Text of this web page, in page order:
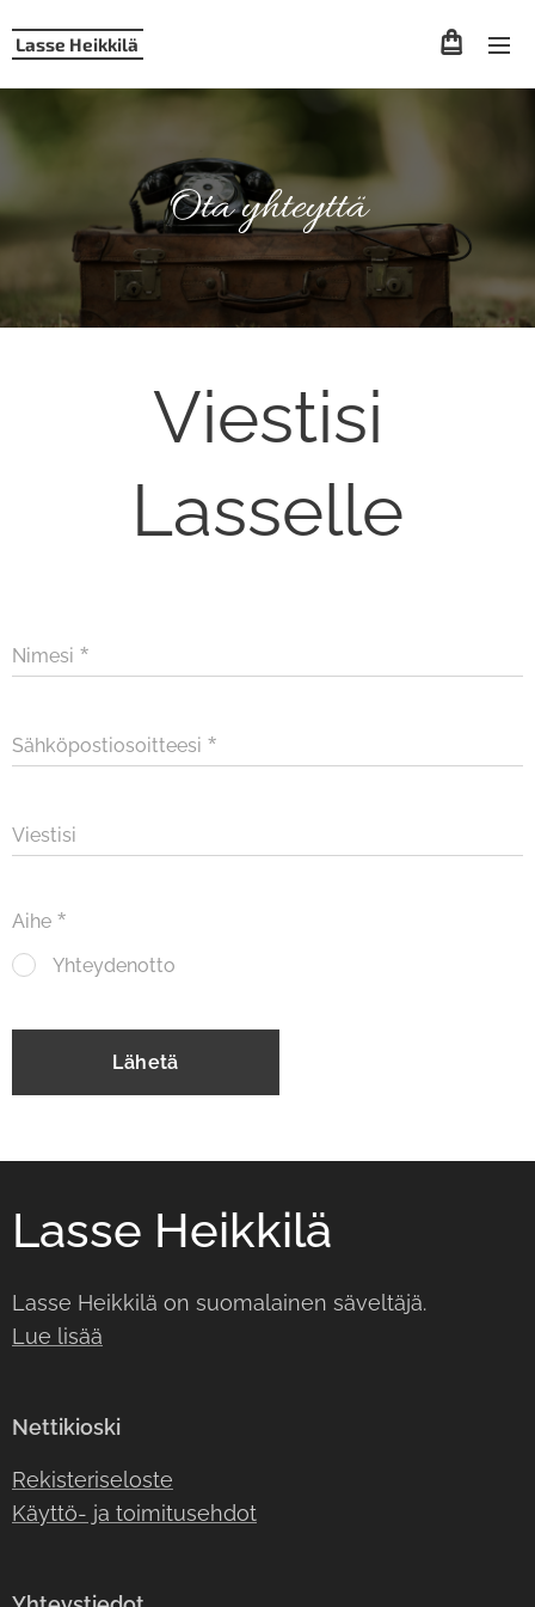
Lasse Heikkilä
Ota yhteyttä
Viestisi
Lasselle
Nimesi
Sähköpostiosoitteesi
Viestisi
Aihe
Yhteydenotto
Lähetä
Lasse Heikkilä
Lasse Heikkilä on suomalainen säveltäjä.
Lue lisää
Nettikioski
Rekisteriseloste
Käyttö- ja toimitusehdot